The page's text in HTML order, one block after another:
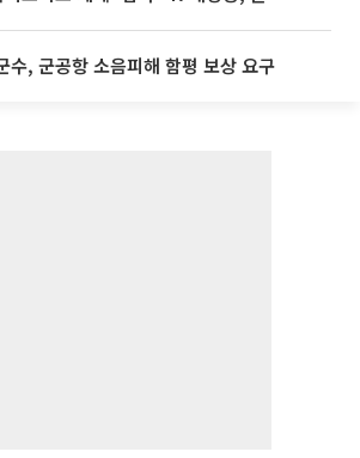
수, 군공항 소음피해 함평 보상 요구